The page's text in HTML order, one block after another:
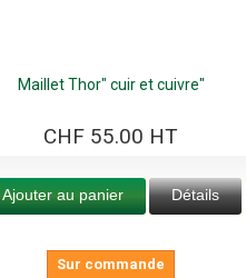
Maillet Thor" cuir et cuivre"
CHF 55.00 HT
Ajouter au panier Détails
Sur commande